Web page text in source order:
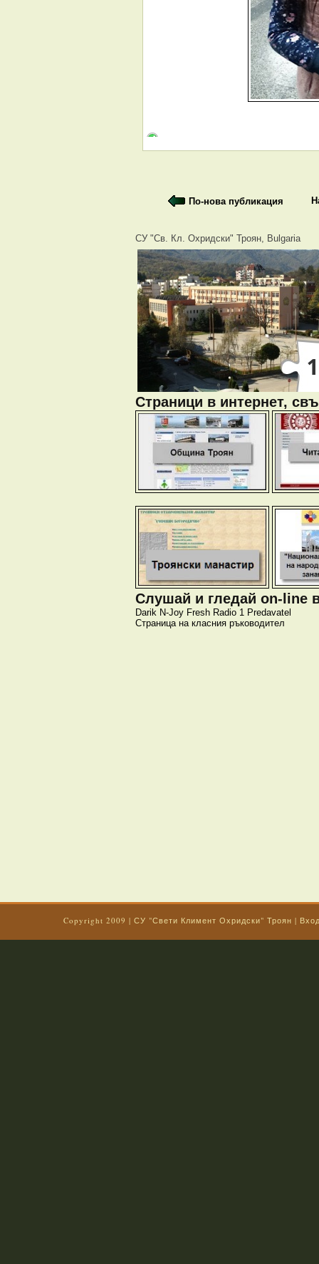
По-нова публикация
СУ "Св. Кл. Охридски" Троян, Bulgaria
Страници в интернет,
Слушай и гледай on-line
Darik N-Joy Fresh Radio 1 Predavatel
Страница на класния ръководител
Copyright 2009 | СУ "Свети Климент Охридски" Троян |